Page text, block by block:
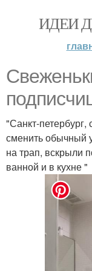
ИДЕИ
"Санкт-
сменить обычный
на трап, вскрыли
ванной и в кухне "